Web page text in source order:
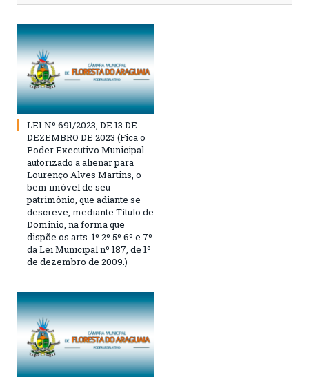
LEI Nº 691/2023, DE 13 DE
DEZEMBRO DE 2023 (Fica o
Poder Executivo Municipal
autorizado a alienar para
Lourenço Alves Martins, o
bem imóvel de seu
patrimônio, que adiante se
descreve, mediante Título de
Dominio, na forma que
dispõe os arts. 1º 2º 5º 6º e 7º
da Lei Municipal nº 187, de 1º
de dezembro de 2009.)